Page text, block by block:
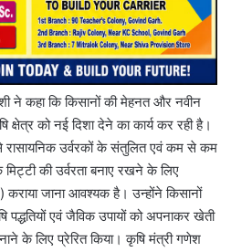
ने कहा कि किसानों की मेहनत और नवीन
को नई दिशा देने का कार्य कर रही है।
रासायनिक उर्वरकों के संतुलित एवं कम से कम
की उर्वरता बनाए रखने के लिए
कराया जाना आवश्यक है। उन्होंने किसानों
एवं जैविक उपायों को अपनाकर खेती
के लिए प्रेरित किया। कृषि मंत्री गणेश